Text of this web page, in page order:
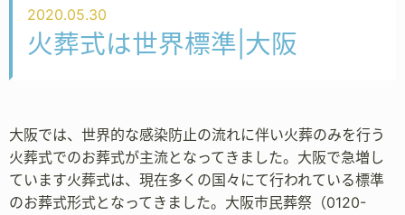
2020.05.30
火葬式は世界標準|大阪
大阪では、世界的な感染防止の流れに伴い火葬のみを行う
火葬式でのお葬式が主流となってきました。大阪で急増し
ています火葬式は、現在多くの国々にて行われている標準
のお葬式形式となってきました。大阪市民葬祭（0120-